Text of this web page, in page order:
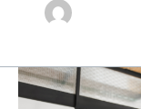
IA
en